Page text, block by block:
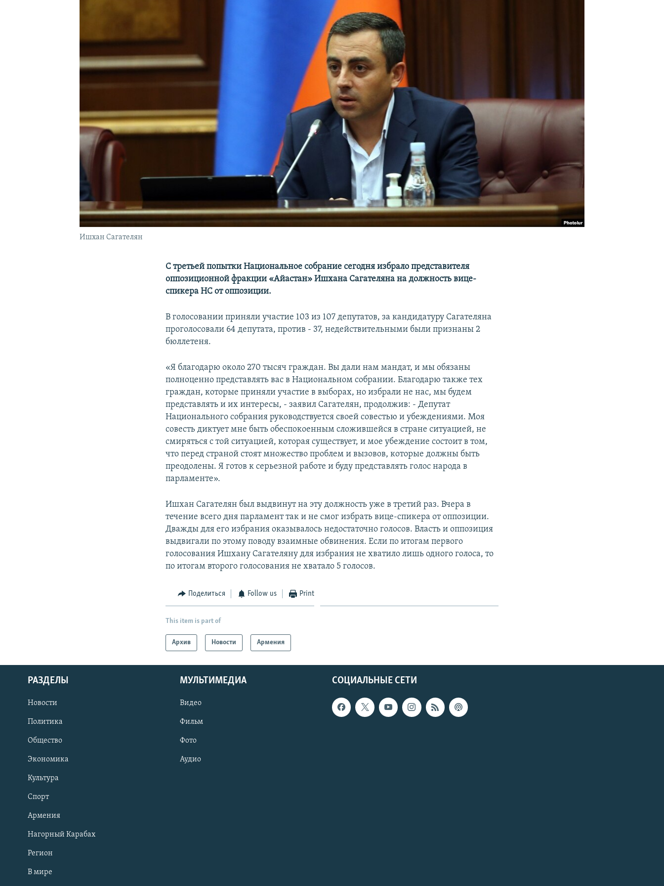
Ишхан Сагателян
С третьей попытки Национальное собрание сегодня избрало представителя
оппозиционной фракции «Айастан» Ишхана Сагателяна на должность вице-
спикера НС от оппозиции.
В голосовании приняли участие 103 из 107 депутатов, за кандидатуру Сагателяна
проголосовали 64 депутата, против - 37, недействительными были признаны 2
бюллетеня.
«Я благодарю около 270 тысяч граждан. Вы дали нам мандат, и мы обязаны
полноценно представлять вас в Национальном собрании. Благодарю также тех
граждан, которые приняли участие в выборах, но избрали не нас, мы будем
представлять и их интересы, - заявил Сагателян, продолжив: - Депутат
Национального собрания руководствуется своей совестью и убеждениями. Моя
совесть диктует мне быть обеспокоенным сложившейся в стране ситуацией, не
смиряться с той ситуацией, которая существует, и мое убеждение состоит в том,
что перед страной стоят множество проблем и вызовов, которые должны быть
преодолены. Я готов к серьезной работе и буду представлять голос народа в
парламенте».
Ишхан Сагателян был выдвинут на эту должность уже в третий раз. Вчера в
течение всего дня парламент так и не смог избрать вице-спикера от оппозиции.
Дважды для его избрания оказывалось недостаточно голосов. Власть и оппозиция
выдвигали по этому поводу взаимные обвинения. Если по итогам первого
голосования Ишхану Сагателяну для избрания не хватило лишь одного голоса, то
по итогам второго голосования не хватало 5 голосов.
Поделиться Follow us Print
This item is part of
Архив Новости Армения
СОЦИАЛЬНЫЕ СЕТИ
РАЗДЕЛЫ
Новости
Политика
Общество
Экономика
Культура
Спорт
Армения
Нагорный Карабах
Регион
В мире
МУЛЬТИМЕДИА
Видео
Фильм
Фото
Аудио